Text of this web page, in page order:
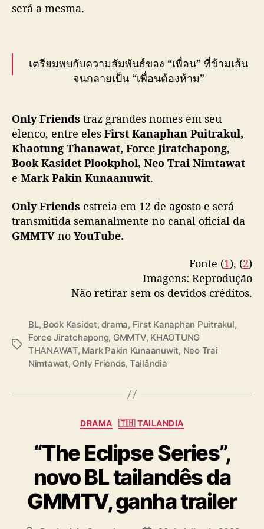
e
e
r
e
i
a
será a mesma.
เตรียมพบกับความสัมพันธ์ของ “เพื่อน” ที่ข้ามเส้น
จนกลายเป็น “เพื่อนต้องห้าม”
ทุกวันเสาร์ เวลา 20:30 น. ทางช่อง GMM25
และรับชมพร้อมกันทั่วโลกทาง YouTube :
GMMTV
เริ่ม 12 สิงหาคมนี้#OnlyFriendsSeries
#GMMTV pic.twitter.com/uMaHKKERxV
— GMMTV (@GMMTV) July 31, 2023
Only Friends traz grandes nomes em seu
elenco, entre eles First Kanaphan Puitrakul,
Khaotung Thanawat, Force Jiratchapong,
Book Kasidet Plookphol, Neo Trai Nimtawat
e Mark Pakin Kunaanuwit.
Only Friends estreia em 12 de agosto e será
transmitida semanalmente no canal oficial da
GMMTV no YouTube.
Fonte (1), (2)
Imagens: Reprodução
Não retirar sem os devidos créditos.
T
BL, Book Kasidet,drama, First Kanaphan Puitrakul,
Force Jiratchapong, GMMTV, KHAOTUNG
THANAWAT, Mark Pakin Kunaanuwit, Neo Trai
Nimtawat, Only Friends, Tailândia
C
t
e
g
o
r
i
DRAMA 🇹🇭 TAILANDIA
“The Eclipse Series”,
novo BL tailandês da
GMMTV, ganha trailer